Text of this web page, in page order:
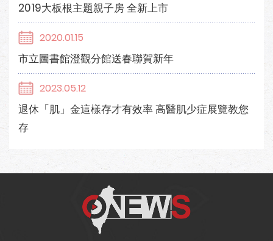
2019大板根主題親子房 全新上市
2020.01.15
市立圖書館澄觀分館送春聯賀新年
2023.05.12
退休「肌」金這樣存才有效率 高醫肌少症展覽教您
存